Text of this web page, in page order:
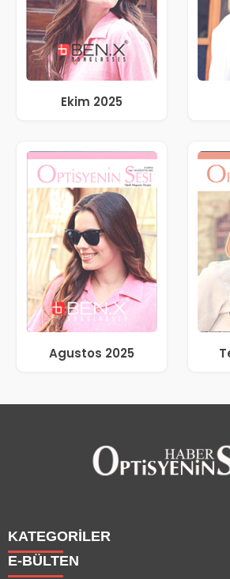
Ekim 2025
Agustos 2025
KATEGORİLER
E-BÜLTEN